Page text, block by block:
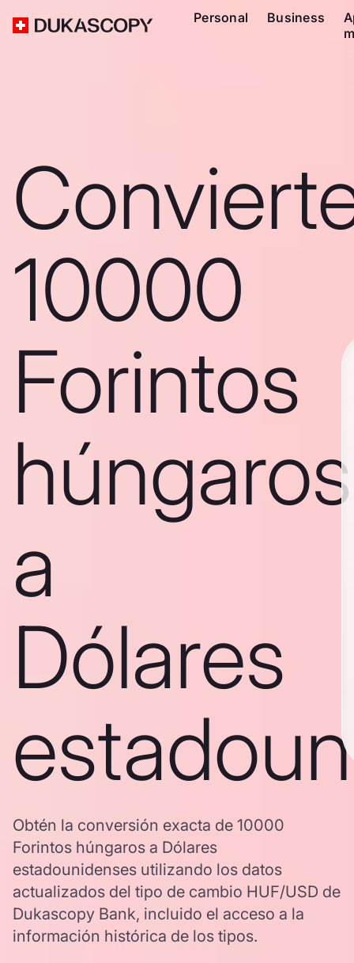
Personal Business
10000
Forintos
húngaros
a
Dólares
Obtén la conversión exacta de 10000
Forintos húngaros a Dólares
estadounidenses utilizando los datos
actualizados del tipo de cambio HUF/USD de
Dukascopy Bank, incluido el acceso a la
información histórica de los tipos.